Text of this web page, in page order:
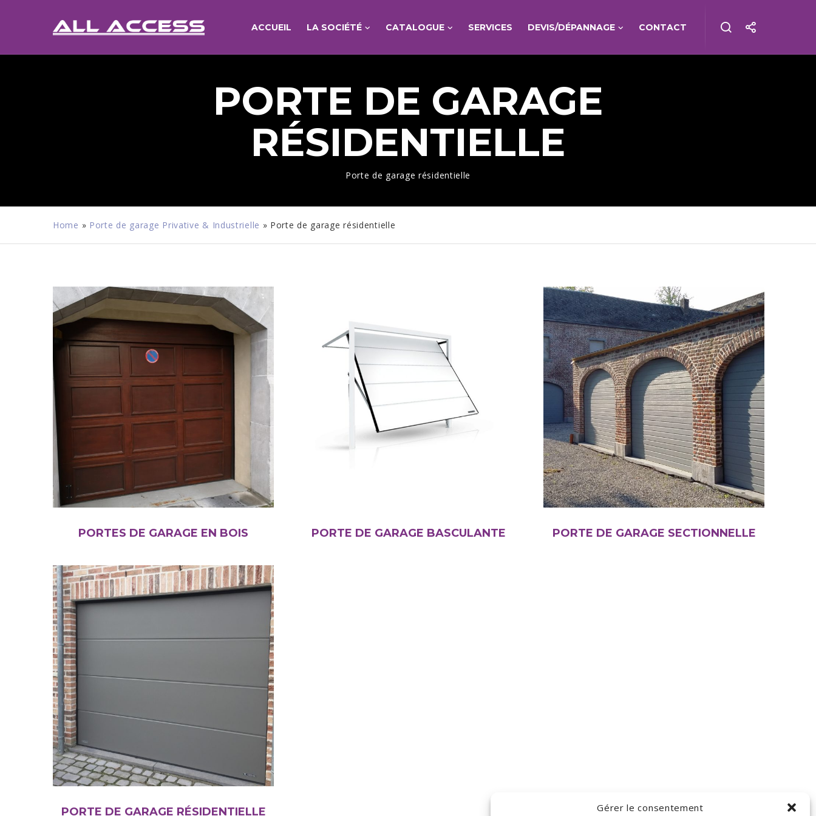
Gérer le consentement
ACCUEIL LA SOCIÉTÉ CATALOGUE SERVICES DEVIS/DÉPANNAGE CONTACT
PORTE DE GARAGE
RÉSIDENTIELLE
Porte de garage résidentielle
Home » Porte de garage Privative & Industrielle » Porte de garage résidentielle
PORTES DE GARAGE EN BOIS PORTE DE GARAGE BASCULANTE PORTE DE GARAGE SECTIONNELLE
PORTE DE GARAGE RÉSIDENTIELLE